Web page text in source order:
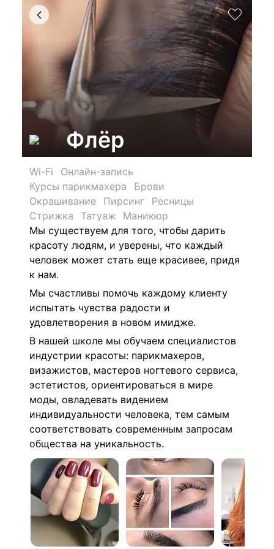
Флёр
Wi-Fi
Онлайн-запись
Курсы парикмахера
Брови
Окрашивание
Пирсинг
Ресницы
Стрижка
Татуаж
Маникюр
Мы существуем для того, чтобы дарить
красоту людям, и уверены, что каждый
человек может стать еще красивее, придя
к нам.
Мы счастливы помочь каждому клиенту
испытать чувства радости и
удовлетворения в новом имидже.
В нашей школе мы обучаем специалистов
индустрии красоты: парикмахеров,
визажистов, мастеров ногтевого сервиса,
эстетистов, ориентироваться в мире
моды, овладевать видением
индивидуальности человека, тем самым
соответствовать современным запросам
общества на уникальность.